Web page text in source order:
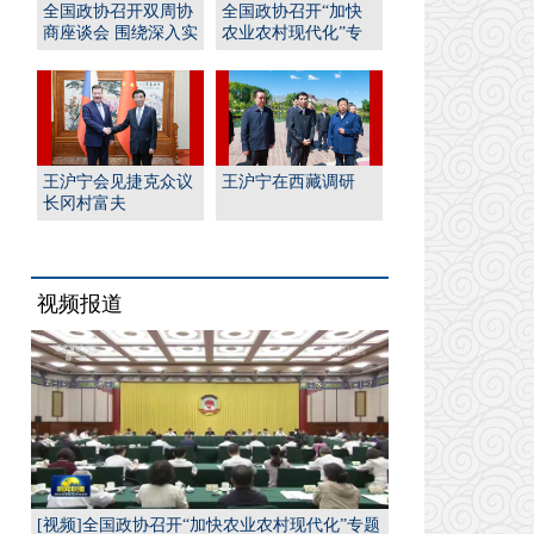
全国政协召开双周协
商座谈会 围绕深入实
动...
全国政协召开“加快
农业农村现代化”专
并...
王沪宁会见捷克众议
长冈村富夫
王沪宁在西藏调研
视频报道
[视频]全国政协召开“加快农业农村现代化”专题